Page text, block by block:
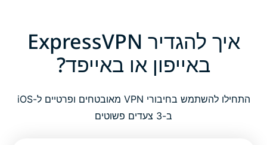
איך להגדיר ExpressVPN
באייפון או באייפד?
התחילו להשתמש בחיבורי VPN מאובטחים ופרטיים ל-iOS
ב-3 צעדים פשוטים